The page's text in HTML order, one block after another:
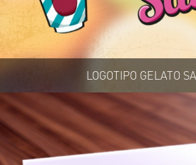
LOGOTIPO GELATO